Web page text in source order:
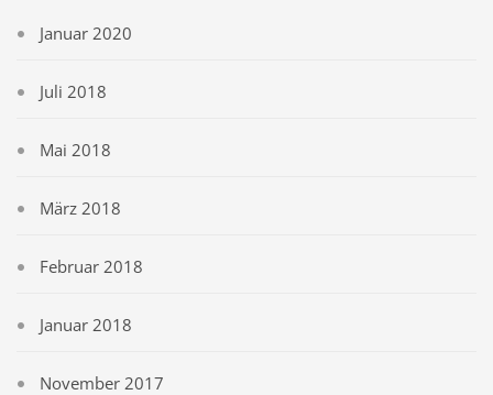
Januar 2020
Juli 2018
Mai 2018
März 2018
Februar 2018
Januar 2018
November 2017